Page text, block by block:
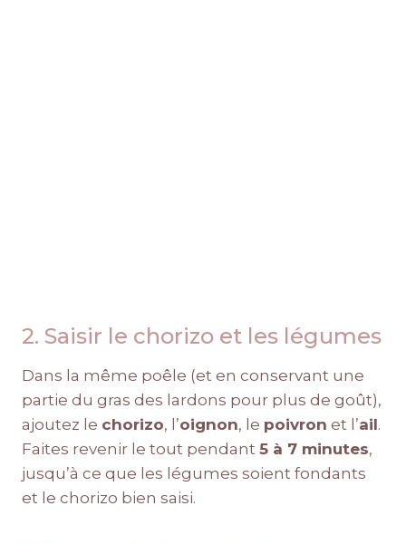
2. Saisir le chorizo et les légumes
Dans la même poêle (et en conservant une
partie du gras des lardons pour plus de goût),
ajoutez le chorizo, l’oignon, le poivron et l’ail.
Faites revenir le tout pendant 5 à 7 minutes,
jusqu’à ce que les légumes soient fondants
et le chorizo bien saisi.